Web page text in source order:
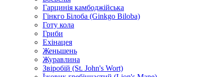
Гарцинія камбоджійська
Гінкго Білоба (Ginkgo Biloba)
Готу кола
Гриби
Ехінацея
Женьшень
Журавлина
Звіробій (St. John's Wort)